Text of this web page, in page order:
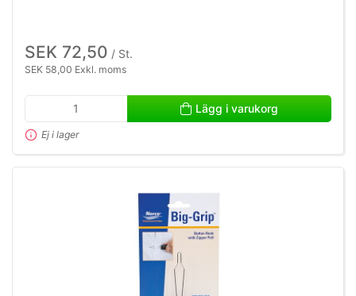
SEK 72,50 / St.
SEK 58,00 Exkl. moms
Lägg i varukorg
Ej i lager